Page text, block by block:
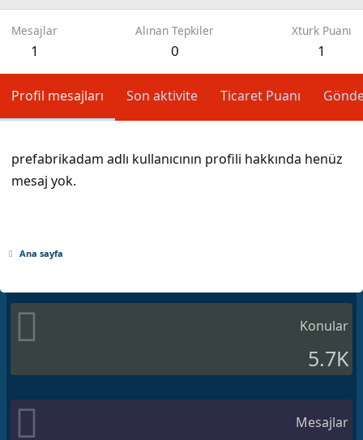
Mesajlar
1
Alınan Tepkiler
0
Xturk Puanı
1
Profil mesajları Son aktivite Ticaret Puanı
prefabrikadam adlı kullanıcının profili hakkında henüz
mesaj yok.
Ana sayfa
Konular
5.7K
Mesajlar